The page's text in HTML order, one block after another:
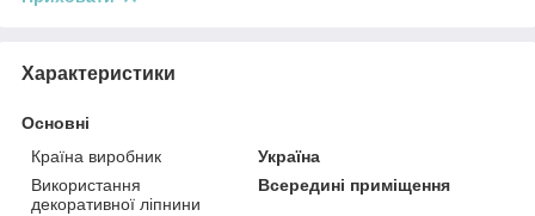
Характеристики
Основні
Країна виробник
Україна
Використання
декоративної ліпнини
Всередині приміщення